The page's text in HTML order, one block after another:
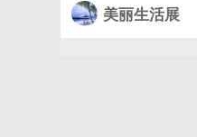
美丽生活展